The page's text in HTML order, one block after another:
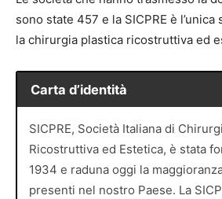
sono state 457 e la SICPRE è
la chirurgia plastica ricostruttiva ed
Carta d’identità
SICPRE, Società Italiana di
Ricostruttiva ed Estetica, è stata
1934 e raduna oggi la
presenti nel nostro Paese. La